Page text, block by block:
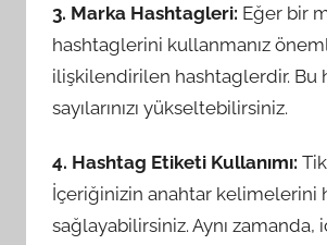
3. Marka Hashtagleri: Eğer bir
hashtaglerini kullanmanız
ilişkilendirilen hashtaglerdir. Bu
sayılarınızı yükseltebilirsiniz.
4. Hashtag Etiketi Kullanımı:
İçeriğinizin anahtar kelimelerini
sağlayabilirsiniz. Aynı